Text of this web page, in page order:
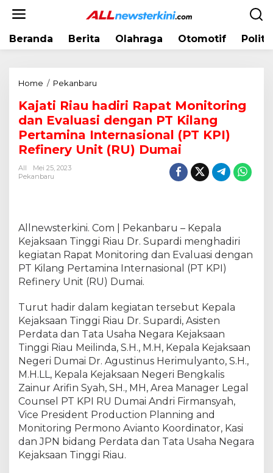
Beranda Berita Olahraga Otomotif
Home / Pekanbaru
j
a
t
R
d
i
r
i
R
a
t
M
o
n
i
t
o
r
i
n
g
d
Kajati Riau hadiri Rapat Monitoring
dan Evaluasi dengan PT Kilang
Pertamina Internasional (PT KPI)
Refinery Unit (RU) Dumai
All
Mei 25, 2023
Pekanbaru
Allnewsterkini. Com | Pekanbaru – Kepala
Kejaksaan Tinggi Riau Dr. Supardi menghadiri
kegiatan Rapat Monitoring dan Evaluasi dengan
PT Kilang Pertamina Internasional (PT KPI)
Refinery Unit (RU) Dumai.
Turut hadir dalam kegiatan tersebut Kepala
Kejaksaan Tinggi Riau Dr. Supardi, Asisten
Perdata dan Tata Usaha Negara Kejaksaan
Tinggi Riau Meilinda, S.H., M.H, Kepala Kejaksaan
Negeri Dumai Dr. Agustinus Herimulyanto, S.H.,
M.H.LL, Kepala Kejaksaan Negeri Bengkalis
Zainur Arifin Syah, SH., MH, Area Manager Legal
Counsel PT KPI RU Dumai Andri Firmansyah,
Vice President Production Planning and
Monitoring Permono Avianto Koordinator, Kasi
dan JPN bidang Perdata dan Tata Usaha Negara
Kejaksaan Tinggi Riau.